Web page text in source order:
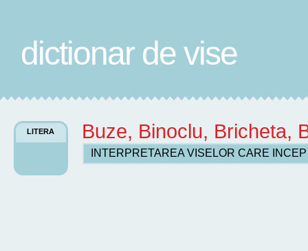
dictionar de vise
LITERA Buze, Binoclu, Bricheta,
INTERPRETAREA VISELOR CARE